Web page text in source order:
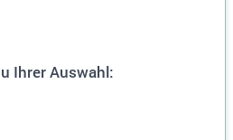
Ihrer Auswahl: